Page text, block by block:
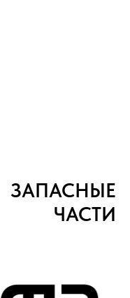
ЗАПАСНЫЕ
ЧАСТИ